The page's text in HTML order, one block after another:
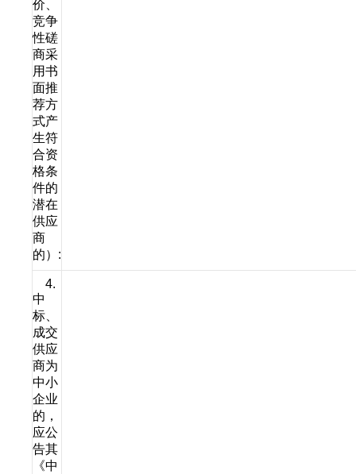
价、
竞争
性磋
商采
用书
面推
荐方
式产
生符
合资
格条
件的
潜在
供应
商
的）:
4.
中
标、
成交
供应
商为
中小
企业
的，
应公
告其
《中